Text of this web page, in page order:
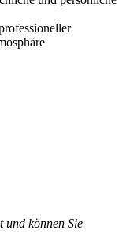
und können Sie